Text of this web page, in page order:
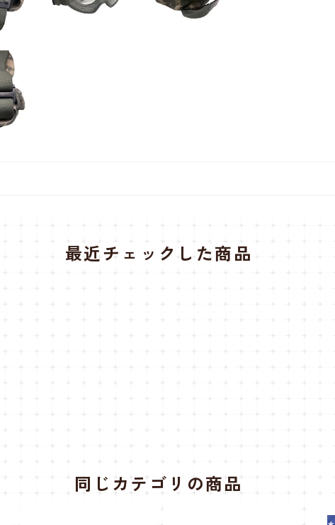
最近チェックした商品
同じカテゴリの商品